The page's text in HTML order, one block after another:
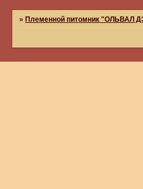
» Племенной питомник "ОЛЬВАЛ